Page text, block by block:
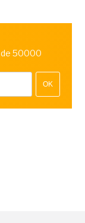
de 50000
OK